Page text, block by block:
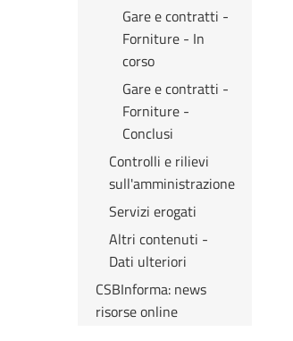
Gare e contratti -
Forniture - In
corso
Gare e contratti -
Forniture -
Conclusi
Controlli e rilievi
sull'amministrazione
Servizi erogati
Altri contenuti -
Dati ulteriori
CSBInforma: news
risorse online